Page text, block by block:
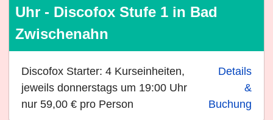
Uhr - Discofox Stufe 1 in Bad
Zwischenahn
Discofox Starter: 4 Kurseinheiten,
jeweils donnerstags um 19:00 Uhr
nur 59,00 € pro Person
Details
&
Buchung